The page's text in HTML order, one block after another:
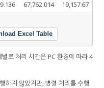
67,762.014 19,157.67
Excel Table
로 처리 시간은 PC 환경에 따라 4
지 않았지만, 병렬 처리를 수행